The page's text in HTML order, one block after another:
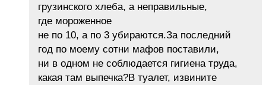
грузинского хлеба, а неправильные,
где мороженное
не по 10, а по 3 убираются.За последний
год по моему сотни мафов поставили,
ни в одном не соблюдается гигиена труда,
какая там выпечка?В туалет, извините